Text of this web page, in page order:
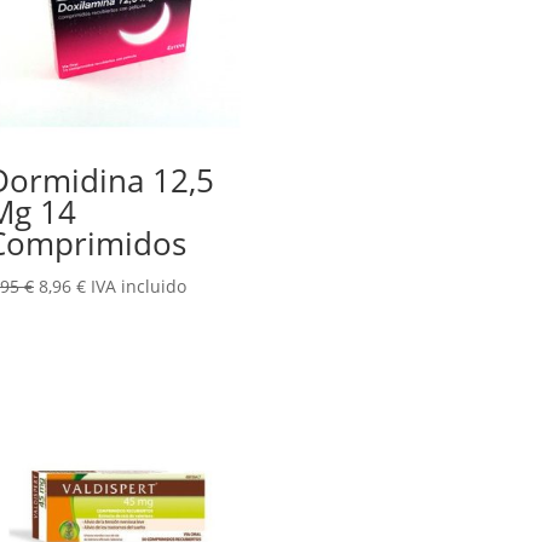
12,5
14
€ El
8,96 €ElIVA incluido